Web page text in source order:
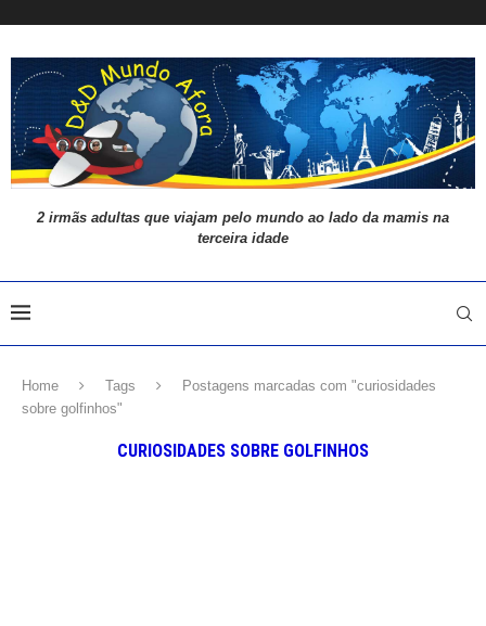
2 irmãs adultas que viajam pelo mundo ao lado da mamis na
terceira idade
Home Tags
Postagens marcadas com "curiosidades
sobre golfinhos"
CURIOSIDADES SOBRE GOLFINHOS